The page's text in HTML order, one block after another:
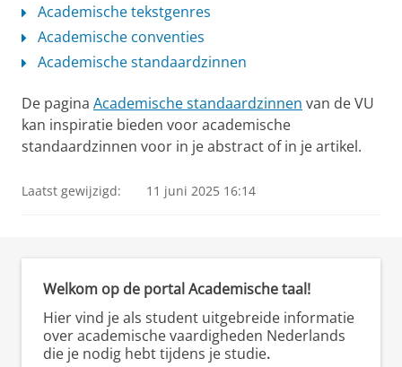
verbeteren. Dit artikel beantwoordt drie
onderzoeksvragen over dit
formuleeronderwijs: Welke formuleerfouten
vwo? In welke mate representeert deze lesstof
de soorten fouten die leerlingen maken in
eigen teksten? In welke mate komen de
schoolboeknormen overeen met die van
taalwetenschappelijke literatuur en
taaladviesboeken?
leerlingteksten met behulp van een
analysemodel dat twee normen bevat: één
gereconstrueerd uit de schoolboeken en één
gereconstrueerd uit taalwetenschappelijke
Academische tekstgenres
Academische conventies
Academische standaardzinnen
De pagina Academische standaardzinnen van de VU
kan inspiratie bieden voor academische
standaardzinnen voor in je abstract of in je artikel.
Laatst gewijzigd: 11 juni 2025 16:14
Welkom op de portal Academische taal!
Hier vind je als student uitgebreide informatie
over academische vaardigheden Nederlands
die je nodig hebt tijdens je studie.